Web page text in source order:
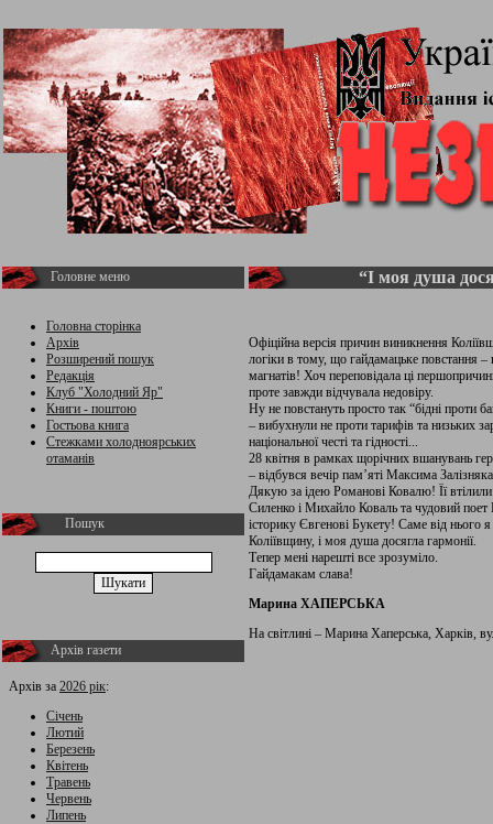
Головне меню
Головна сторінка
Архів
Розширений пошук
Редакція
Клуб "Холодний Яр"
Книги - поштою
Гостьова книга
Стежками холодноярських
отаманів
Пошук
Архів газети
Архів за 2026 рік:
Січень
Лютий
Березень
Квітень
Травень
Червень
Липень
“І моя душа
Офіційна версія причин виникнення
логіки в тому, що гайдамацьке повстання –
магнатів! Хоч переповідала ці
проте завжди відчувала недовіру.
Ну не повстануть просто так “бідні проти
– вибухнули не проти тарифів та низьких
національної честі та гідності...
28 квітня в рамках щорічних вшанувань
– відбувся вечір пам’яті Максима
Дякую за ідею Романові Ковалю! Її
Силенко і Михайло Коваль та чудовий
історику Євгенові Букету! Саме від нього
Коліївщину, і моя душа досягла гармонії.
Тепер мені нарешті все зрозуміло.
Гайдамакам слава!
Марина ХАПЕРСЬКА
На світлині – Марина Хаперська, Харків,